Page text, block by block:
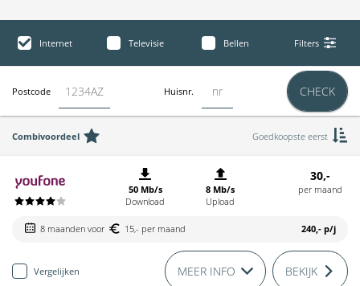
Internet Televisie Bellen Filters
Postcode Huisnr. CHECK
Combivoordeel Goedkoopste eerst
50 Mb/s
Download
8 Mb/s
Upload
30,-
per maand
8 maanden voor 15,- per maand 240,- p/j
Vergelijken MEER INFO BEKIJK